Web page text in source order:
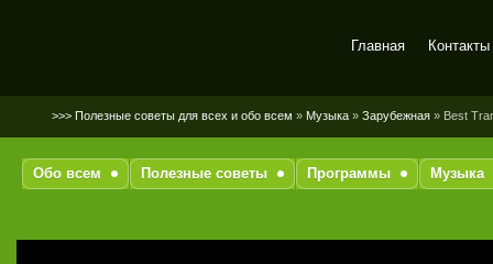
Главная Контакты
>>> Полезные советы для всех и обо всем » Музыка » Зарубежная » Best
Обо всем Полезные советы Программы Музыка